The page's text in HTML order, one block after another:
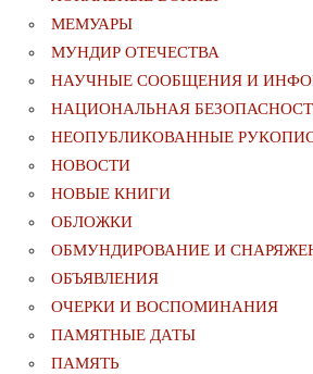
МЕМУАРЫ
МУНДИР ОТЕЧЕСТВА
НАУЧНЫЕ СООБЩЕНИЯ И
НАЦИОНАЛЬНАЯ
НЕОПУБЛИКОВАННЫЕ
НОВОСТИ
НОВЫЕ КНИГИ
ОБЛОЖКИ
ОБМУНДИРОВАНИЕ И
ОБЪЯВЛЕНИЯ
ОЧЕРКИ И ВОСПОМИНАНИЯ
ПАМЯТНЫЕ ДАТЫ
ПАМЯТЬ